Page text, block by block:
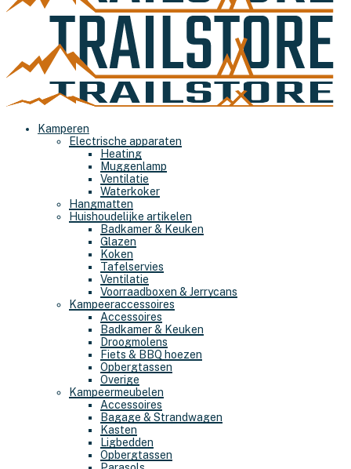
Kamperen
Electrische apparaten
Heating
Muggenlamp
Ventilatie
Waterkoker
Hangmatten
Huishoudelijke artikelen
Badkamer & Keuken
Glazen
Koken
Tafelservies
Ventilatie
Voorraadboxen & Jerrycans
Kampeeraccessoires
Accessoires
Badkamer & Keuken
Droogmolens
Fiets & BBQ hoezen
Opbergtassen
Overige
Kampeermeubelen
Accessoires
Bagage & Strandwagen
Kasten
Ligbedden
Opbergtassen